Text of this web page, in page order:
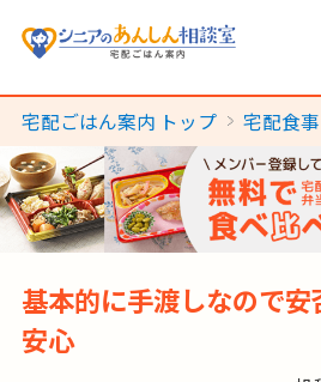
宅配ごはん案内 トップ 宅配食
基本的に手渡しなので安
安心